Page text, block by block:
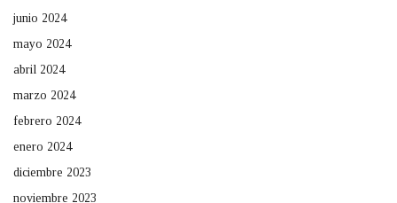
junio 2024
mayo 2024
abril 2024
marzo 2024
febrero 2024
enero 2024
diciembre 2023
noviembre 2023